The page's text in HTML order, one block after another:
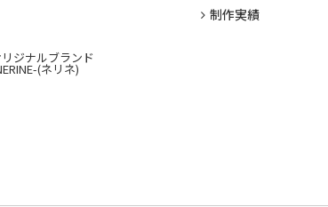
ジナルブランド
(ネリネ)
制作実績